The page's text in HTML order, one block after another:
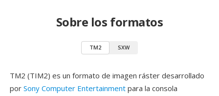
Sobre los formatos
TM2 SXW
TM2 (TIM2) es un formato de imagen ráster desarrollado
por Sony Computer Entertainment para la consola